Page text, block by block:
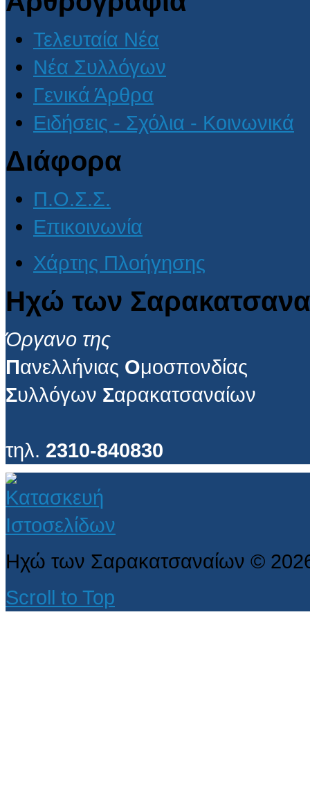
Τελευταία Νέα
Νέα Συλλόγων
Γενικά Άρθρα
Ειδήσεις - Σχόλια - Κοινωνικά
Διάφορα
Π.Ο.Σ.Σ.
Επικοινωνία
Χάρτης Πλοήγησης
Ηχώ των
Όργανο της
Πανελλήνιας Ομοσπονδίας
Συλλόγων Σαρακατσαναίων
τηλ. 2310-840830
Ηχώ των Σαρακατσαναίων ©
Scroll to Top